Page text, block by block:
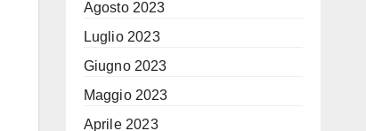
Agosto 2023
Luglio 2023
Giugno 2023
Maggio 2023
Aprile 2023